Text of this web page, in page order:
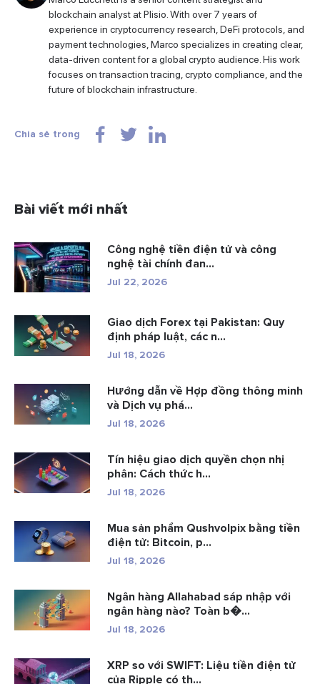
blockchain analyst at Plisio. With over 7 years of
experience in cryptocurrency research, DeFi protocols, and
payment technologies, Marco specializes in creating clear,
data-driven content for a global crypto audience. His work
focuses on transaction tracing, crypto compliance, and the
future of blockchain infrastructure.
Chia sẻ trong
Bài viết mới nhất
Công nghệ tiền điện tử và công
nghệ tài chính đan...
Jul 22, 2026
Giao dịch Forex tại Pakistan: Quy
định pháp luật, các n...
Jul 18, 2026
Hướng dẫn về Hợp đồng thông minh
và Dịch vụ phá...
Jul 18, 2026
Tín hiệu giao dịch quyền chọn nhị
phân: Cách thức h...
Jul 18, 2026
Mua sản phẩm Qushvolpix bằng tiền
điện tử: Bitcoin, p...
Jul 18, 2026
Ngân hàng Allahabad sáp nhập với
ngân hàng nào? Toàn b�...
Jul 18, 2026
XRP so với SWIFT: Liệu tiền điện tử
của Ripple có th...